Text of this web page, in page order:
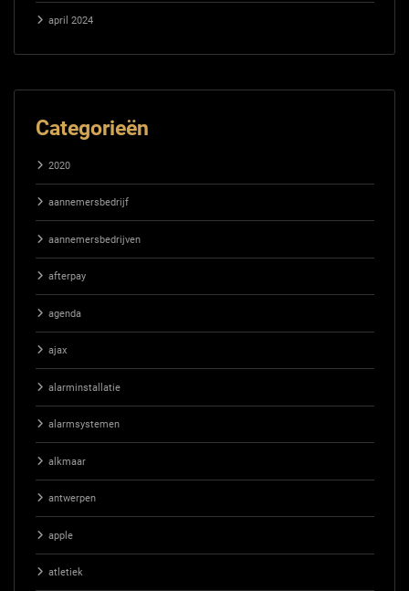
april 2024
Categorieën
2020
aannemersbedrijf
aannemersbedrijven
afterpay
agenda
ajax
alarminstallatie
alarmsystemen
alkmaar
antwerpen
apple
atletiek